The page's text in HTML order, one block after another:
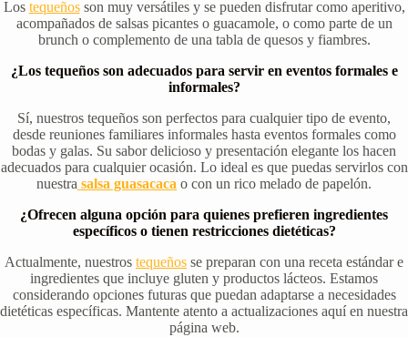
Los tequeñosson muy versátiles y se pueden disfrutar como aperitivo,
acompañados de salsas picantes o guacamole, o como parte de un
brunch o complemento de una tabla de quesos y fiambres.
¿Los tequeños son adecuados para servir en eventos formales e
informales?
Sí, nuestros tequeños son perfectos para cualquier tipo de evento,
desde reuniones familiares informales hasta eventos formales como
bodas y galas. Su sabor delicioso y presentación elegante los hacen
adecuados para cualquier ocasión. Lo ideal es que puedas servirlos con
nuestra salsa guasacaca o con un rico melado de papelón.
¿Ofrecen alguna opción para quienes prefieren ingredientes
específicos o tienen restricciones dietéticas?
Actualmente, nuestros tequeños se preparan con una receta estándar e
ingredientes que incluye gluten y productos lácteos. Estamos
considerando opciones futuras que puedan adaptarse a necesidades
dietéticas específicas. Mantente atento a actualizaciones aquí en nuestra
página web.